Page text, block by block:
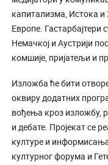
капитализма, Истока и
Европе. Гастарбајтери
Немачкој и Аустрији
комшије, пријатељи и
Изложба ће бити
оквиру додатних
вођења кроз изложбу,
и дебате. Пројекат се
културе и
културног форума и